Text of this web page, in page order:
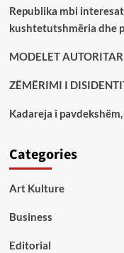
Republika mbi
kushtetutshmëria dhe
MODELET
ZËMËRIMI I
Kadareja i
Categories
Art Kulture
Business
Editorial